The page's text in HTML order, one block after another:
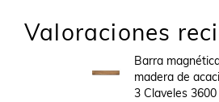
Valoraciones
Barra
madera de
3 Claveles 3600